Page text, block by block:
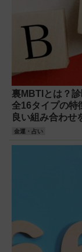
裏MBTIとは？
全16タイプの特
良い組み合わせ
金運・占い